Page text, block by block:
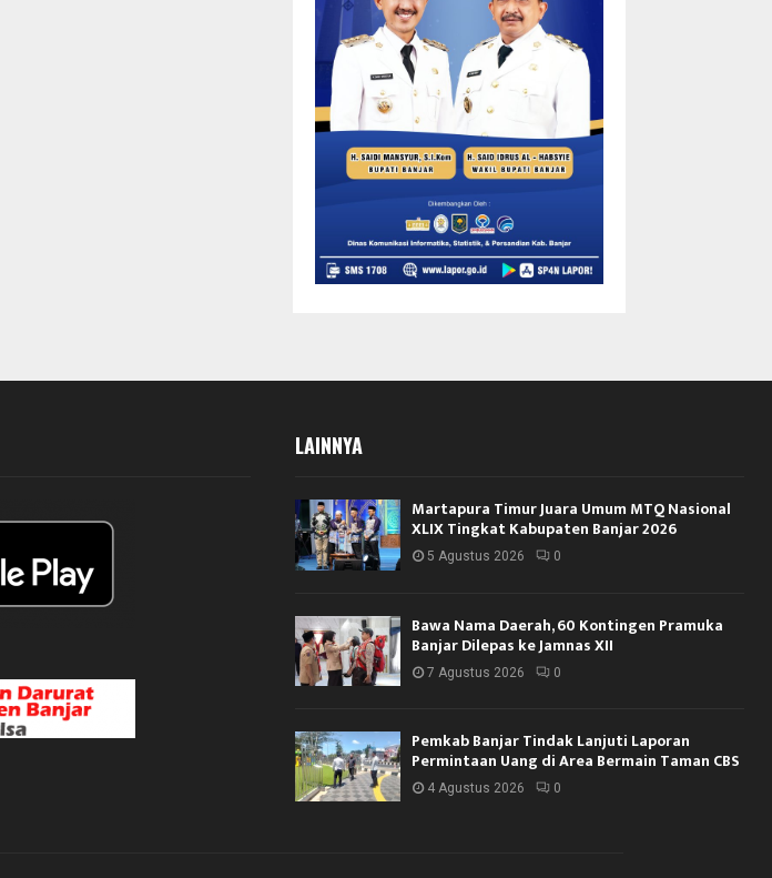
LAINNYA
Martapura Timur Juara Umum MTQ Nasional
XLIX Tingkat Kabupaten Banjar 2026
5 Agustus 2026 0
Bawa Nama Daerah, 60 Kontingen Pramuka
Banjar Dilepas ke Jamnas XII
7 Agustus 2026 0
Pemkab Banjar Tindak Lanjuti Laporan
Permintaan Uang di Area Bermain Taman CBS
4 Agustus 2026 0